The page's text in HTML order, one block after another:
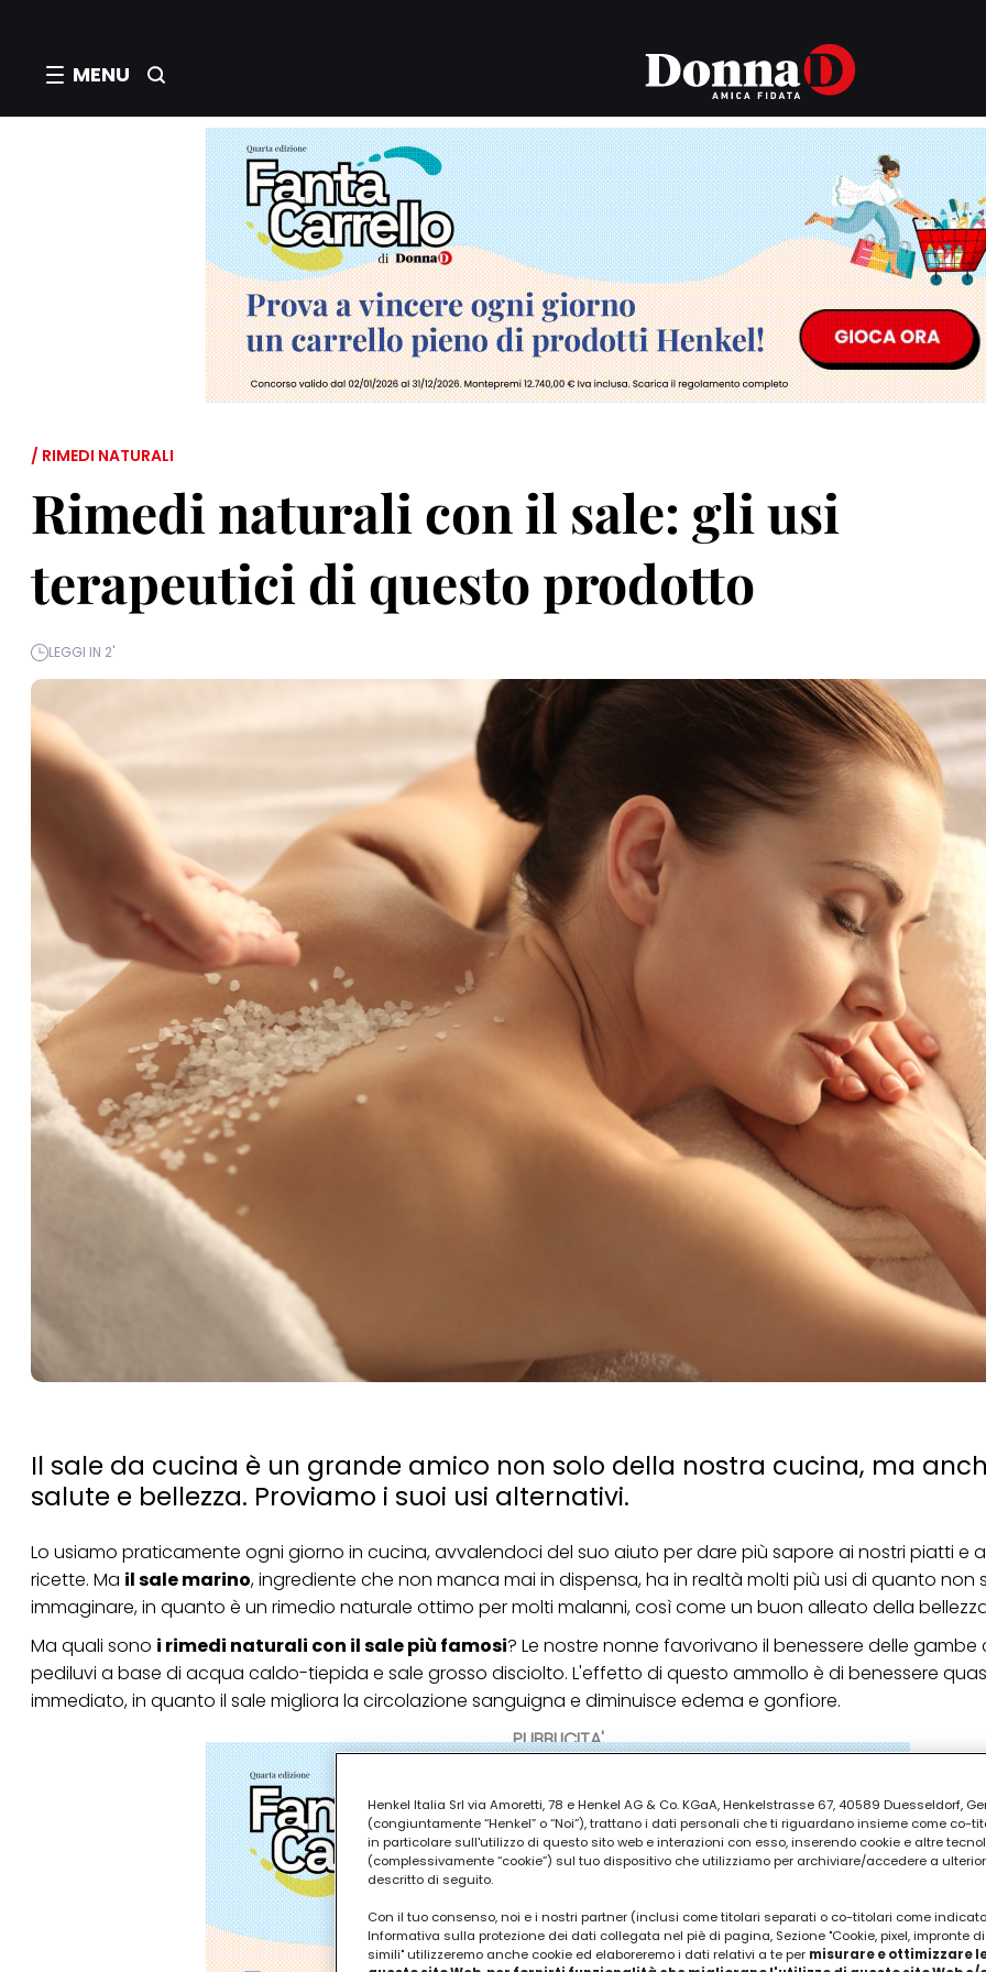
MENU
/ RIMEDI NATURALI
Rimedi naturali con il sale: gli usi
terapeutici di questo prodotto
LEGGI IN 2'
Il sale da cucina è un grande amico non solo della nostra cucina, ma
salute e bellezza. Proviamo i suoi usi alternativi.
PUBBLICITA'
Lo usiamo praticamente ogni giorno in cucina, avvalendoci del suo aiuto per dare più sapore ai nostri piatti e
ricette. Ma il sale marino, ingrediente che non manca mai in dispensa, ha in realtà molti più usi di quanto non
immaginare, in quanto è un rimedio naturale ottimo per molti malanni, così come un buon alleato della
Ma quali sono i rimedi naturali con il sale più famosi? Le nostre nonne favorivano il benessere delle gambe
pediluvi a base di acqua caldo-tiepida e sale grosso disciolto. L'effetto di questo ammollo è di benessere
immediato, in quanto il sale migliora la circolazione sanguigna e diminuisce edema e gonfiore.
Henkel Italia Srl via Amoretti, 78 e Henkel AG & Co. KGaA, Henkelstrasse 67, 40589 Duesseldorf,
(congiuntamente “Henkel” o “Noi”), trattano i dati personali che ti riguardano insieme come co-
in particolare sull'utilizzo di questo sito web e interazioni con esso, inserendo cookie e altre
(complessivamente “cookie”) sul tuo dispositivo che utilizziamo per archiviare/accedere a
descritto di seguito.
Con il tuo consenso, noi e i nostri partner (inclusi come titolari separati o co-titolari come
Informativa sulla protezione dei dati collegata nel piè di pagina, Sezione "Cookie, pixel, impronte
simili" utilizzeremo anche cookie ed elaboreremo i dati relativi a te per misurare e ottimizzare